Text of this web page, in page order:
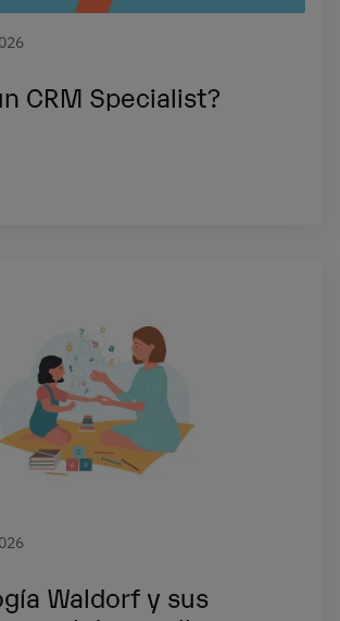
CRM Specialist?
Waldorf y sus